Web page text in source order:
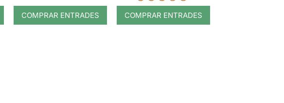
COMPRAR ENTRADES COMPRAR ENTRADES